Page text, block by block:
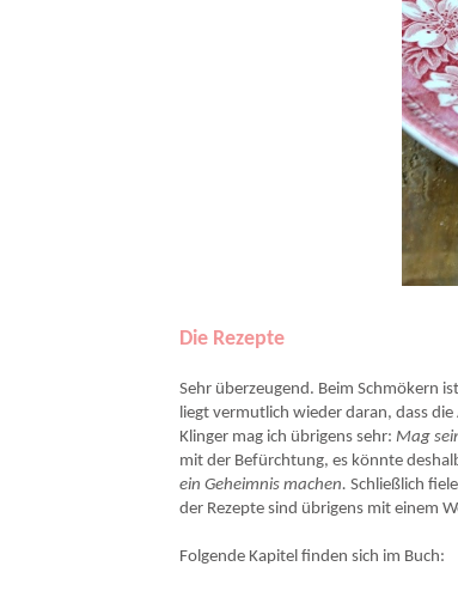
Die Rezepte
Sehr überzeugend. Beim Schmökern
liegt vermutlich wieder daran, dass
Klinger mag ich übrigens sehr:Mag
mit der Befürchtung, es könnte
ein Geheimnis machen. Schließlich
der Rezepte sind übrigens mit einem
Folgende Kapitel finden sich im Buch: